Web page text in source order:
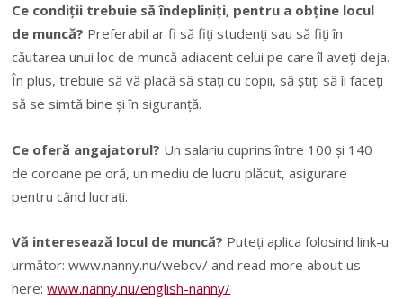
Ce condiții trebuie să îndepliniți, pentru a obține locul
de muncă? Preferabil ar fi să fiți studenți sau să fiți în
căutarea unui loc de muncă adiacent celui pe care îl aveți deja.
În plus, trebuie să vă placă să stați cu copii, să știți să îi faceți
să se simtă bine și în siguranță.
Ce oferă angajatorul? Un salariu cuprins între 100 și 140
de coroane pe oră, un mediu de lucru plăcut, asigurare
pentru când lucrați.
Vă interesează locul de muncă? Puteți aplica folosind link-u
următor: www.nanny.nu/webcv/ and read more about us
here:www.nanny.nu/english-nanny/